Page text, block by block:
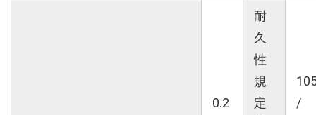
0.2
耐
久
性
規
定
/